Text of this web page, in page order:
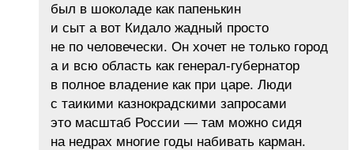
был в шоколаде как папенькин
и сыт а вот Кидало жадный просто
не по человечески. Он хочет не только город
а и всю область как генерал-губернатор
в полное владение как при царе. Люди
с таикими казнокрадскими запросами
это масштаб России — там можно сидя
на недрах многие годы набивать карман.